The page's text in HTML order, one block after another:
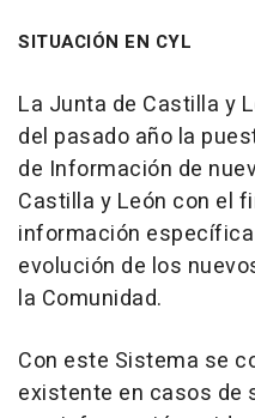
SITUACIÓN EN CYL
La Junta de Castilla y
del pasado año la
de Información de
Castilla y León con el
información
evolución de los
la Comunidad.
Con este Sistema se
existente en casos de